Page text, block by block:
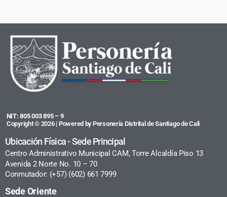
NIT: 805 003 895 – 9
Copyright © 2026 | Powered by Personería Distrital de Santiago de Cali
Ubicación Física - Sede Principal
Centro Administrativo Municipal CAM, Torre Alcaldía Piso 13
Avenida 2 Norte No. 10 – 70
Conmutador: (+57) (602) 661 7999
Sede Oriente